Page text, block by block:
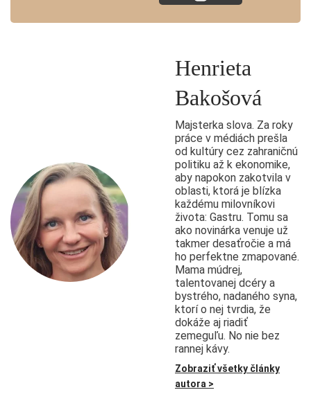
Henrieta
Bakošová
Majsterka slova. Za roky
práce v médiách prešla
od kultúry cez zahraničnú
politiku až k ekonomike,
aby napokon zakotvila v
oblasti, ktorá je blízka
každému milovníkovi
života: Gastru. Tomu sa
ako novinárka venuje už
takmer desaťročie a má
ho perfektne zmapované.
Mama múdrej,
talentovanej dcéry a
bystrého, nadaného syna,
ktorí o nej tvrdia, že
dokáže aj riadiť
zemeguľu. No nie bez
rannej kávy.
Zobraziť všetky články
autora >